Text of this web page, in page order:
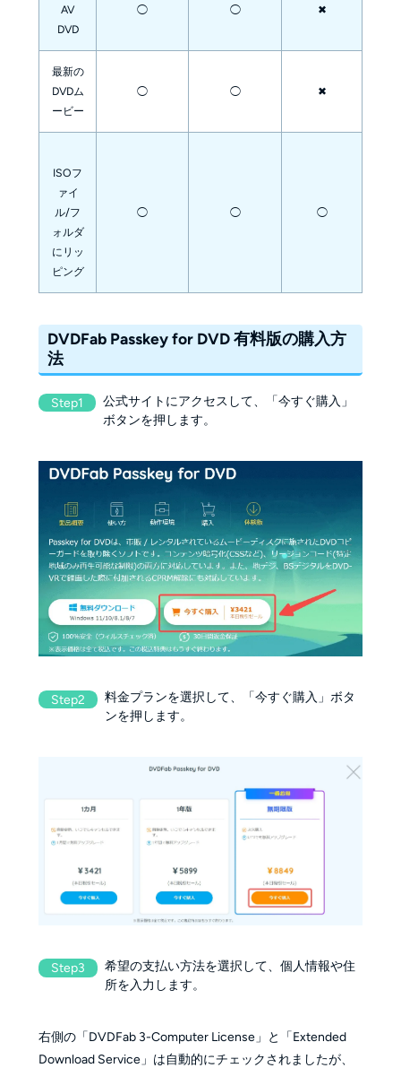
AV
DVD
◯ ◯ ✖
最新の
DVDム
ービー
◯ ◯ ✖
ISOフ
ァイ
ル/フ
ォルダ
にリッ
ピング
◯ ◯ ◯
DVDFab Passkey for DVD 有料版の購入方
法
Step1
公式サイトにアクセスして、「今すぐ購入」
ボタンを押します。
Step2
料金プランを選択して、「今すぐ購入」ボタ
ンを押します。
Step3
希望の支払い方法を選択して、個人情報や住
所を入力します。
右側の「DVDFab 3-Computer License」と「Extended
Download Service」は自動的にチェックされましたが、